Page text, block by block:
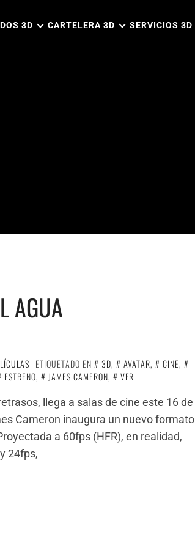
3D CARTELERA 3D SERVICIOS 3D
AGUA
ETIQUETADO EN 3D, AVATAR, CINE,
ESTRENO, JAMES CAMERON,
VFR
llega a salas de cine este 16 de
Cameron inaugura un nuevo formato
a 60fps (HFR), en realidad,
24fps,